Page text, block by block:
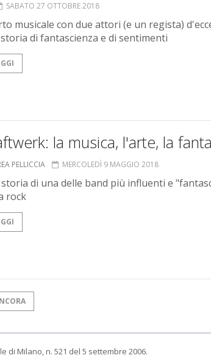
SABATO 27 OTTOBRE 2018
musicale con due attori (e un regista)
di fantascienza e di sentimenti
la musica, l'arte, la
PELLICCIA MERCOLEDÌ 9 MAGGIO 2018
di una delle band più influenti e
rock
di Milano, n. 521 del 5 settembre 2006.